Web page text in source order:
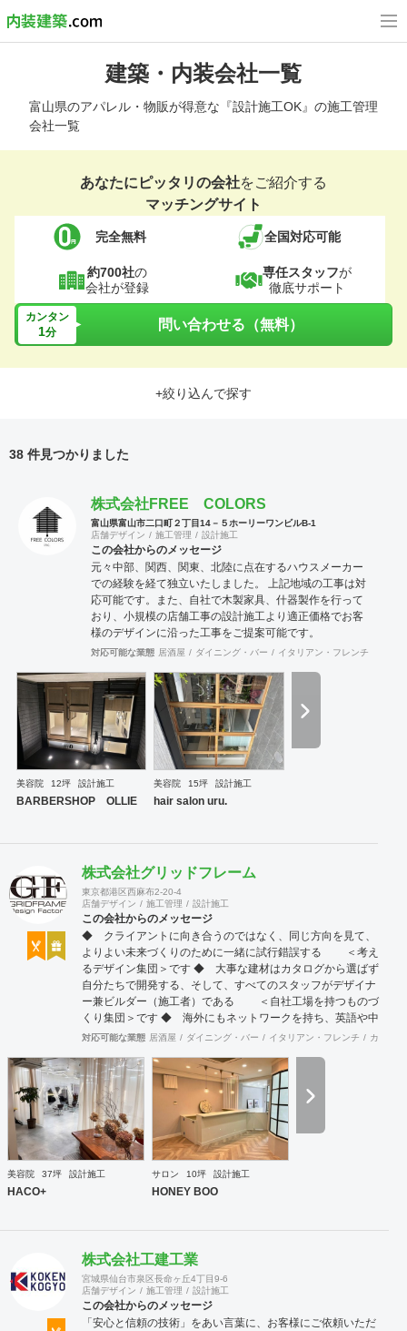
建築・内装会社一覧
富山県のアパレル・物販が得意な『設計施工OK』の施工管理
会社一覧
あなたにピッタリの会社をご紹介する
マッチングサイト
完全無料 全国対応可能
約700社の
会社が登録
専任スタッフが
徹底サポート
カンタン
1分 問い合わせる（無料）
+絞り込んで探す
38 件見つかりました
株式会社FREE COLORS
富山県富山市二口町２丁目14－５ホーリーワンビルB-1
店舗デザイン
施工管理 設計施工
この会社からのメッセージ
元々中部、関西、関東、北陸に点在するハウスメーカー
での経験を経て独立いたしました。 上記地域の工事は対
応可能です。また、自社で木製家具、什器製作を行って
おり、小規模の店舗工事の設計施工より適正価格でお客
様のデザインに沿った工事をご提案可能です。
対応可能な業態 居酒屋 ダイニング・バー イタリアン・フレンチ
美容院 12坪 設計施工
BARBERSHOP OLLIE
美容院 15坪 設計施工
hair salon uru.
株式会社グリッドフレーム
東京都港区西麻布2-20-4
店舗デザイン
施工管理 設計施工
この会社からのメッセージ
◆ クライアントに向き合うのではなく、同じ方向を見て、
よりよい未来づくりのために一緒に試行錯誤する ＜考え
るデザイン集団＞です ◆ 大事な建材はカタログから選ばず
自分たちで開発する、そして、すべてのスタッフがデザイナ
ー兼ビルダー（施工者）である ＜自社工場を持つものづ
くり集団＞です ◆ 海外にもネットワークを持ち、英語や中
国語に堪能なスタッフたちが、海外から国内への出店をスム
工案件、設計＋造作物の案件、施工案件、造作物制作など、
多様な請負形態が可能です。工場では金属を中心にさまざま
な素材を用いた制作が可能で、例えば通常デザイン性とは無
縁な特定防火設備（鉄扉）などにも高いデザイン性を施すこ
とも可能です。 GRIDFRAME とりかえのきかない空間
https://gridframe.co.jp/ Synes(シネス) 霧のようなやわらか
込む空間 https://sotochiku.com/
対応可能な業態 居酒屋 ダイニング・バー イタリアン・フレンチ カフェ
美容院 37坪 設計施工
HACO+
サロン 10坪 設計施工
HONEY BOO
株式会社工建工業
宮城県仙台市泉区長命ヶ丘4丁目9-6
店舗デザイン
施工管理 設計施工
この会社からのメッセージ
「安心と信頼の技術」をあい言葉に、お客様にご依頼いただ